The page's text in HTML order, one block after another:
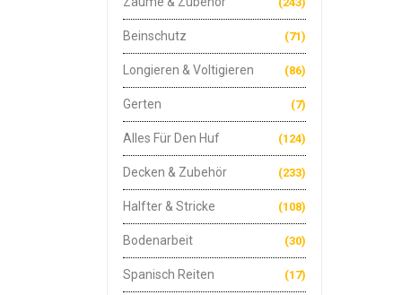
(71)
Beinschutz
(86)
Longieren & Voltigieren
(7)
Gerten
(124)
Alles Für Den Huf
(233)
Decken & Zubehör
(108)
Halfter & Stricke
(30)
Bodenarbeit
(17)
Spanisch Reiten